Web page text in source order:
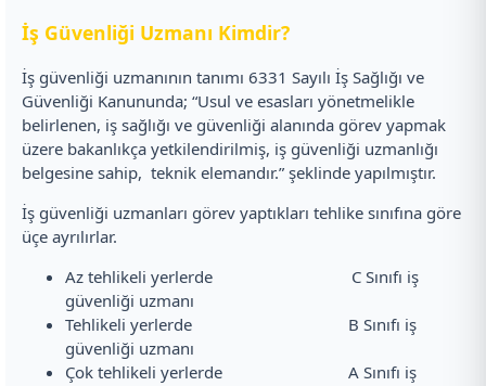
İş Güvenliği Uzmanı Kimdir?
İş güvenliği uzmanının tanımı 6331 Sayılı İş Sağlığı ve
Güvenliği Kanununda; “Usul ve esasları yönetmelikle
belirlenen, iş sağlığı ve güvenliği alanında görev yapmak
üzere bakanlıkça yetkilendirilmiş, iş güvenliği uzmanlığı
belgesine sahip, teknik elemandır.” şeklinde yapılmıştır.
İş güvenliği uzmanları görev yaptıkları tehlike sınıfına göre
üçe ayrılırlar.
Az tehlikeli yerlerde C Sınıfı iş
güvenliği uzmanı
Tehlikeli yerlerde B Sınıfı iş
güvenliği uzmanı
Çok tehlikeli yerlerde A Sınıfı iş